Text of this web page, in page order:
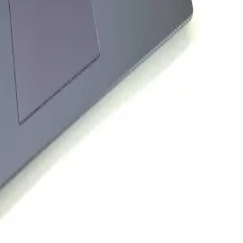
ve şık dizüstü bilgisayarlar sunar,
uygun çeşitli modeller içerir.
Yüksek Performans ve
hız ve enerji verimliliği sağlayarak
artırır. 32 GB modüller,
uygun çözümler sunar.
Güçlü ve Şık Tasarıma
Bilgisayar